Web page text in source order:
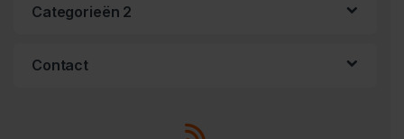
Categorieën 2
Contact